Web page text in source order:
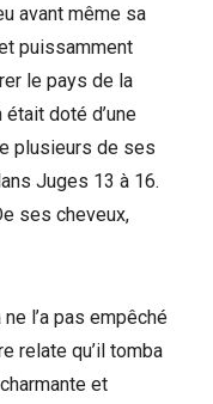
avant même sa
puissamment
le pays de la
doté d’une
plusieurs de ses
Juges 13 à 16.
ses cheveux,
l’a pas empêché
relate qu’il tomba
et